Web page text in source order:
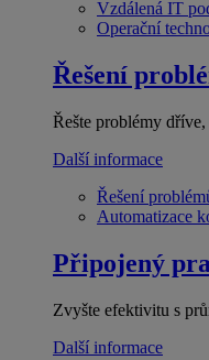
Vzdálená IT
Operační
Řešení
Řešte problémy
Další informace
Řešení
Automatizace
Připojený
Zvyšte efektivitu s
Další informace